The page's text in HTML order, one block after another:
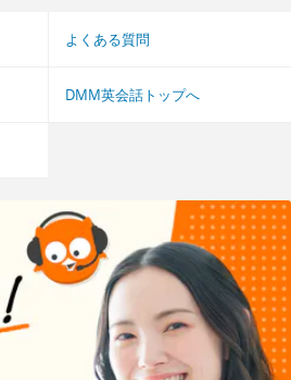
よくある質問
DMM英会話トップへ